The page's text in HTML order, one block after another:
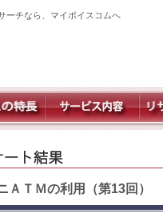
ーチなら、マイボイスコムへ
ＡＴＭの利用（第13回）